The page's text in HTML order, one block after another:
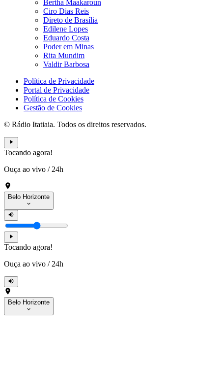
Bertha Maakaroun
Ciro Dias Reis
Direto de Brasília
Edilene Lopes
Eduardo Costa
Poder em Minas
Rita Mundim
Valdir Barbosa
Política de Privacidade
Portal de Privacidade
Política de Cookies
Gestão de Cookies
© Rádio Itatiaia. Todos os direitos reservados.
Tocando agora!
Ouça ao vivo / 24h
Belo Horizonte
Tocando agora!
Ouça ao vivo / 24h
Belo Horizonte